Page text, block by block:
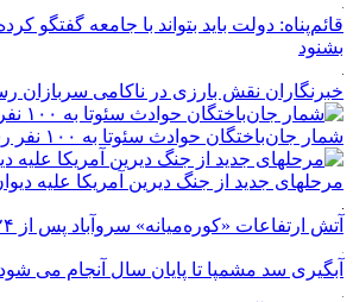
قائم‌پناه: دولت باید بتواند با جامعه گفتگو
بشنود
خبرنگاران نقش بارزی در ناکامی سربازان
شمار جان‌باختگان حوادث سئوتا به ۱۰۰ نفر رسید
مرحله‎ای جدید از جنگ دیرین آمریکا علیه دیوان بین‌المللی کیفری
آتش ارتفاعات «کوره‌میانه» سروآباد پس از ۲۴ ساعت مهار شد
آبگیری سد مشمپا تا پایان سال آنجام می شود